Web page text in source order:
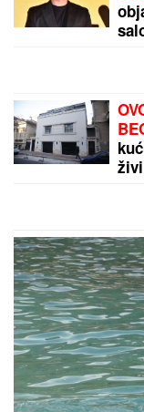
Fernandez
ostali iza, ali